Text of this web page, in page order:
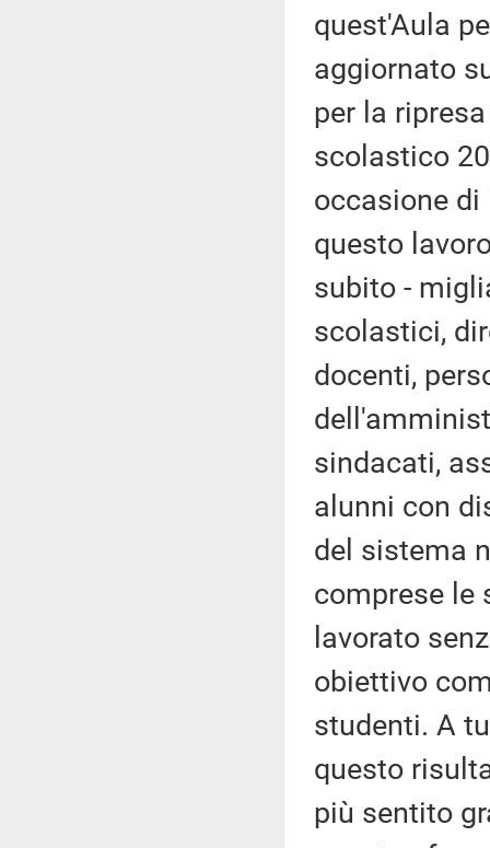
quest'Aula
aggiornato
per la
scolastico
occasione
questo
subito -
scolastici,
docenti,
sindacati,
alunni con
del sistema
comprese le
lavorato
obiettivo
studenti. A
questo
più sentito